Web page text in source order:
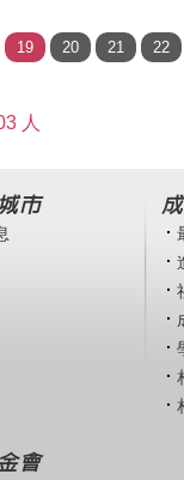
人
市
會